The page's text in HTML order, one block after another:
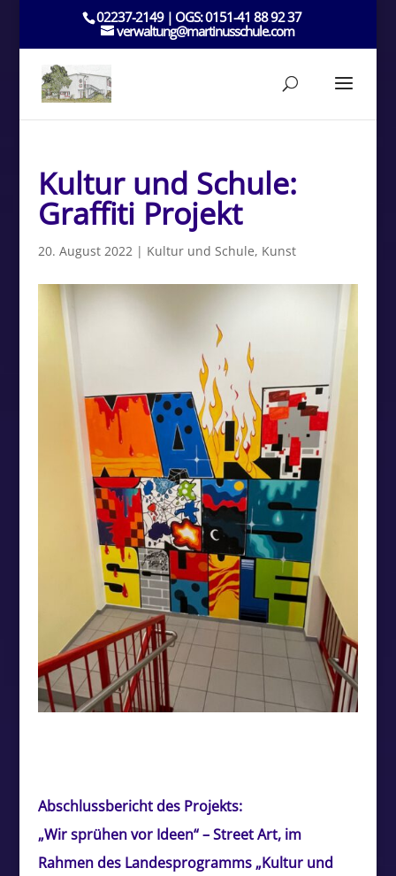
02237-2149 | OGS: 0151-41 88 92 37
verwaltung@martinusschule.com
Kultur und Schule:
Graffiti Projekt
20. August 2022| Kultur und Schule, Kunst
Abschlussbericht des Projekts:
„Wir sprühen vor Ideen“ – Street Art, im
Rahmen des Landesprogramms „Kultur und